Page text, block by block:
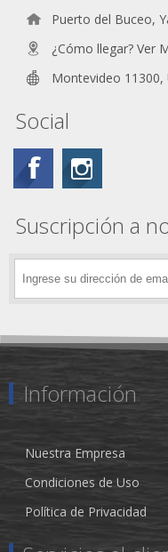
Puerto del Buceo,
¿Cómo llegar? Ver
Montevideo 11300,
Social
Suscripción a
Información
Nuestra Empresa
Condiciones de Uso
Política de Privacidad